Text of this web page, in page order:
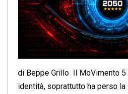
di Beppe Grillo Il MoVimento
identità, soprattutto ha perso la